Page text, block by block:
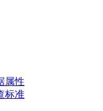
属性
标准